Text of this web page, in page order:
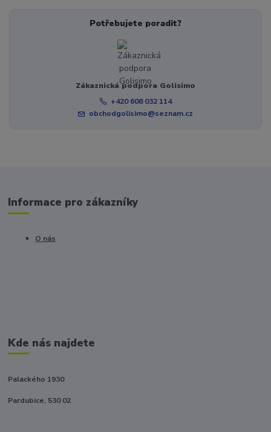
Potřebujete poradit?
Zákaznická podpora Golisimo
+420 608 032 114
obchodgolisimo@seznam.cz
Informace pro zákazníky
O nás
Kde nás najdete
Palackého 1930
Pardubice, 530 02